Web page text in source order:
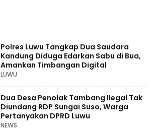
Polres Luwu Tangkap Dua Saudara
Kandung Diduga Edarkan Sabu di Bua,
Amankan Timbangan Digital
LUWU
Dua Desa Penolak Tambang Ilegal Tak
Diundang RDP Sungai Suso, Warga
Pertanyakan DPRD Luwu
NEWS